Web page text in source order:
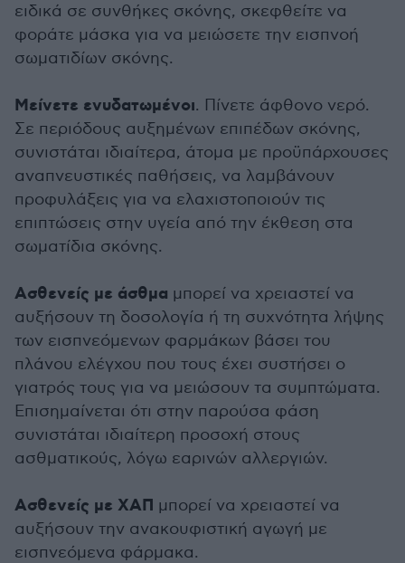
ειδικά σε συνθήκες σκόνης, σκεφθείτε να
φοράτε μάσκα για να μειώσετε την εισπνοή
σωματιδίων σκόνης.
Μείνετε ενυδατωμένοι. Πίνετε άφθονο νερό.
Σε περιόδους αυξημένων επιπέδων σκόνης,
συνιστάται ιδιαίτερα, άτομα με προϋπάρχουσες
αναπνευστικές παθήσεις, να λαμβάνουν
προφυλάξεις για να ελαχιστοποιούν τις
επιπτώσεις στην υγεία από την έκθεση στα
σωματίδια σκόνης.
Ασθενείς με άσθμα μπορεί να χρειαστεί να
αυξήσουν τη δοσολογία ή τη συχνότητα λήψης
των εισπνεόμενων φαρμάκων βάσει του
πλάνου ελέγχου που τους έχει συστήσει ο
γιατρός τους για να μειώσουν τα συμπτώματα.
Επισημαίνεται ότι στην παρούσα φάση
συνιστάται ιδιαίτερη προσοχή στους
ασθματικούς, λόγω εαρινών αλλεργιών.
Ασθενείς με ΧΑΠ μπορεί να χρειαστεί να
αυξήσουν την ανακουφιστική αγωγή με
εισπνεόμενα φάρμακα.